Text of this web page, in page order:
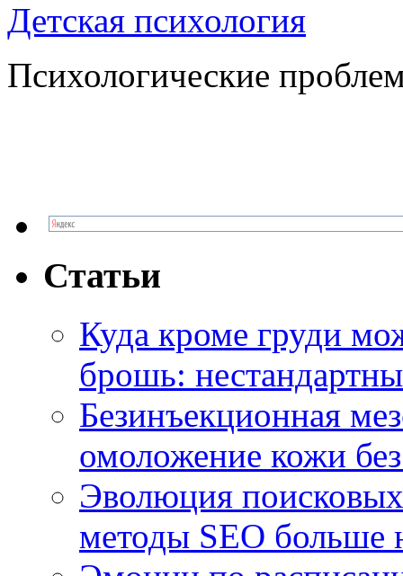
Детская психология
Психологические
Статьи
Куда кроме груди
брошь:
Безинъекционная
омоложение кожи
Эволюция
методы SEO больше